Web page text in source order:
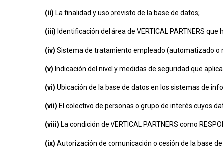
(ii) La finalidad y uso previsto de la base de datos;
(iii) Identificación del área de VERTICAL PARTNERS
(iv) Sistema de tratamiento empleado (automatizado o
(v) Indicación del nivel y medidas de seguridad que
(vi) Ubicación de la base de datos en los sistemas de
(vii) El colectivo de personas o grupo de interés cuyos
(viii) La condición de VERTICAL PARTNERS como
(ix) Autorización de comunicación o cesión de la base